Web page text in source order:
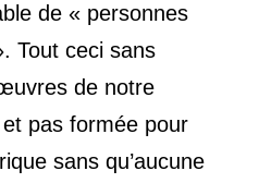
de « personnes
Tout ceci sans
de notre
pas formée pour
sans qu’aucune